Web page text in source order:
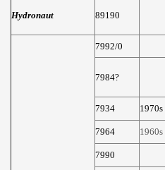
Hydronaut 89190
7992/0
7984?
7934 1970s
7964 1960s
7990